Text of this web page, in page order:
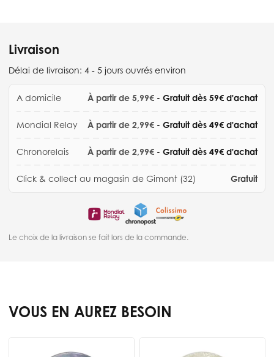
Livraison
Délai de livraison: 4 - 5 jours ouvrés environ
A domicile À partir de 5,99€ - Gratuit dès 59€ d'achat
Mondial Relay À partir de 2,99€ - Gratuit dès 49€ d'achat
Chronorelais À partir de 2,99€ - Gratuit dès 49€ d'achat
Click & collect au magasin de Gimont (32) Gratuit
Le choix de la livraison se fait lors de la commande.
VOUS EN AUREZ BESOIN
Press to skip carousel